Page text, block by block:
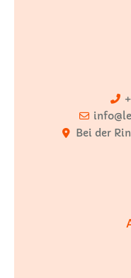
Bei der